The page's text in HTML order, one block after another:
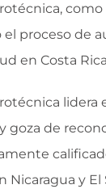
proceso de
en Costa
lidera
y goza de
Nicaragua y